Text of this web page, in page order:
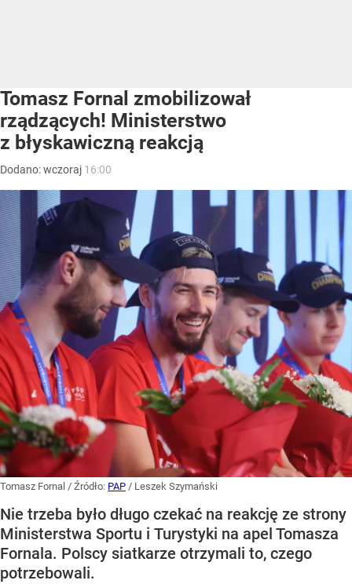
Tomasz Fornal zmobilizował
rządzących! Ministerstwo
z błyskawiczną reakcją
Dodano:wczoraj 16:00
Tomasz Fornal / Źródło: PAP / Leszek Szymański
Nie trzeba było długo czekać na reakcję ze strony
Ministerstwa Sportu i Turystyki na apel Tomasza
Fornala. Polscy siatkarze otrzymali to, czego
potrzebowali.